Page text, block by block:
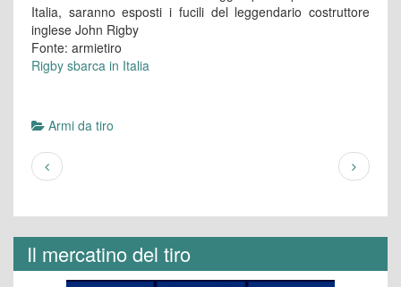
Italia, saranno esposti i fucili del leggendario costruttore
inglese John Rigby
Fonte: armietiro
Rigby sbarca in Italia
Armi da tiro
Il mercatino del tiro